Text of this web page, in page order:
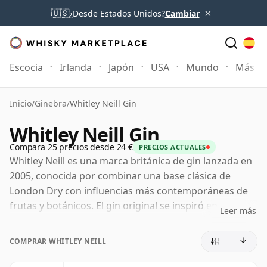
🇺🇸¿Desde Estados Unidos?Cambiar ×
Escocia Irlanda Japón USA Mundo Más
Inicio/Ginebra/Whitley Neill Gin
Whitley Neill Gin
Compara 25 precios desde 24 € PRECIOS ACTUALES
Whitley Neill es una marca británica de gin lanzada en
2005, conocida por combinar una base clásica de
London Dry con influencias más contemporáneas de
frutas y botánicos. El gin original se inspiró en
uchuva, lo que otorgó a la marca un elemento
Leer más
COMPRAR WHITLEY NEILL